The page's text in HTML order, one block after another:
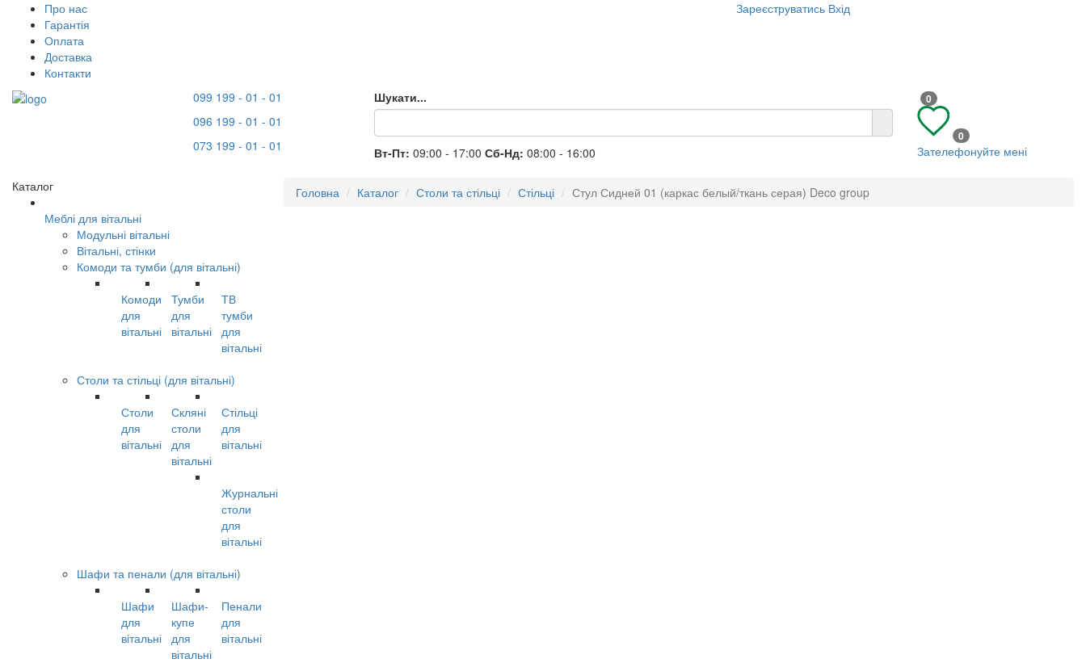
Про нас
Гарантія
Оплата
Доставка
Контакти
Зареєструватись Вхід
099 199 - 01 - 01
096 199 - 01 - 01
073 199 - 01 - 01
Шукати...
Вт-Пт: 09:00 - 17:00 Сб-Нд: 08:00 - 16:00
0
0
Зателефонуйте мені
Каталог
Меблі для вітальні
Модульні вітальні
Вітальні, стінки
Комоди та тумби (для вітальні)
Комоди
для
вітальні
Тумби
для
вітальні
ТВ
тумби
для
вітальні
Столи та стільці (для вітальні)
Столи
для
вітальні
Скляні
столи
для
вітальні
Стільці
для
вітальні
Журнальні
столи
для
вітальні
Шафи та пенали (для вітальні)
Шафи
для
вітальні
Шафи-
купе
для
вітальні
Пенали
для
вітальні
Головна Каталог Столи та стільці Стільці Стул Сидней 01 (каркас белый/ткань серая) Deco group